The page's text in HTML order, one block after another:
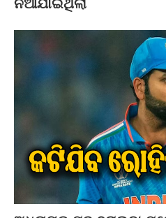
ନିଆଯାଇଥିଲା